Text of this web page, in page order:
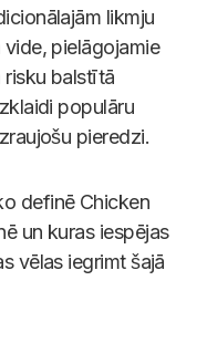
likmju
pielāgojamie
risku balstītā
populāru
pieredzi.
definē Chicken
un kuras iespējas
vēlas iegrimt šajā